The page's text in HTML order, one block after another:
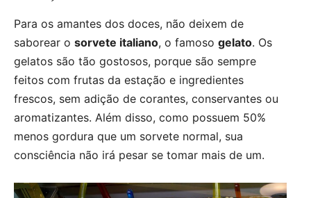
Para os amantes dos doces, não deixem de
saborear o sorvete italiano, o famoso gelato. Os
gelatos são tão gostosos, porque são sempre
feitos com frutas da estação e ingredientes
frescos, sem adição de corantes, conservantes ou
aromatizantes. Além disso, como possuem 50%
menos gordura que um sorvete normal, sua
consciência não irá pesar se tomar mais de um.